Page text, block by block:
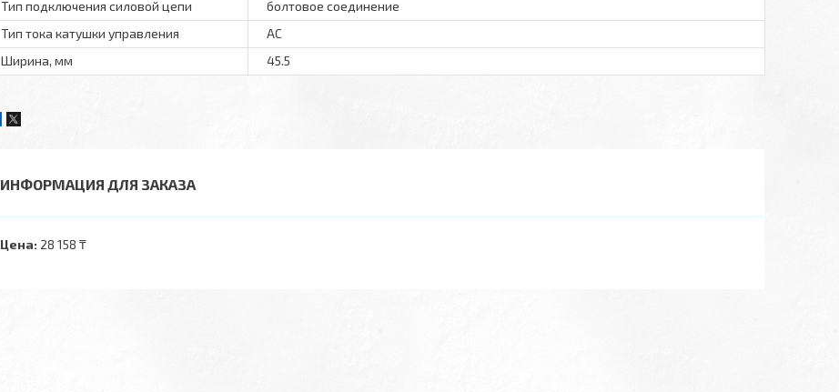
Тип подключения силовой цепи
болтовое соединение
Тип тока катушки управления
AC
Ширина, мм
45.5
ИНФОРМАЦИЯ ДЛЯ ЗАКАЗА
Цена: 28 158 ₸